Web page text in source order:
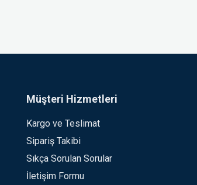
Müşteri Hizmetleri
Kargo ve Teslimat
Sipariş Takibi
Sıkça Sorulan Sorular
İletişim Formu